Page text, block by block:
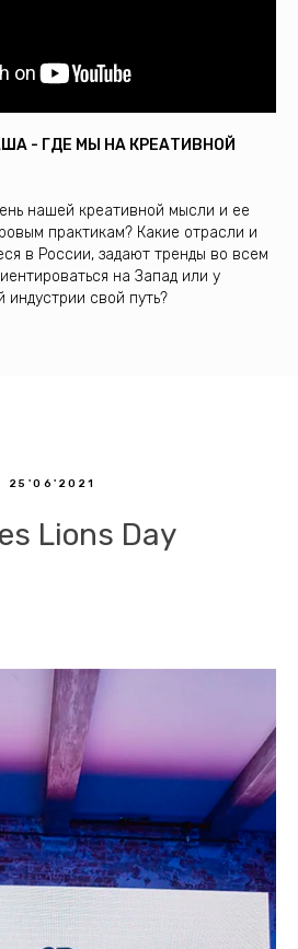
- ГДЕ МЫ НА КРЕАТИВНОЙ
нашей креативной мысли и ее
практикам? Какие отрасли и
в России, задают тренды во всем
на Запад или у
индустрии свой путь?
25'06'2021
Lions Day